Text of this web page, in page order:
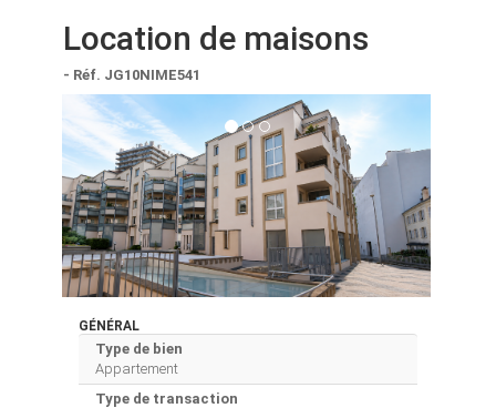
Location de maisons
- Réf. JG10NIME541
GÉNÉRAL
Type de bien
Appartement
Type de transaction